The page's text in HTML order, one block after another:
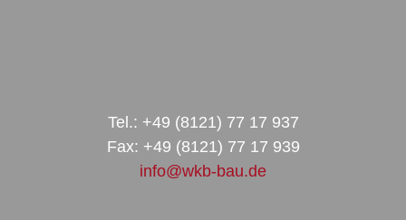
Tel.: +49 (8121) 77 17 937
Fax: +49 (8121) 77 17 939
info@wkb-bau.de